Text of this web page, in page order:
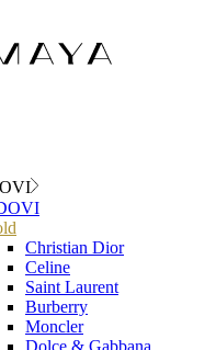
Christian Dior
Celine
Saint Laurent
Burberry
Moncler
Dolce & Gabbana